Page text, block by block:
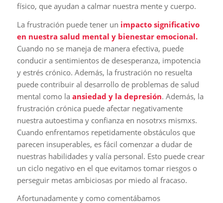
físico, que ayudan a calmar nuestra mente y cuerpo.
La frustración puede tener un impacto significativo
en nuestra salud mental y bienestar emocional.
Cuando no se maneja de manera efectiva, puede
conducir a sentimientos de desesperanza, impotencia
y estrés crónico. Además, la frustración no resuelta
puede contribuir al desarrollo de problemas de salud
mental como la ansiedad y la depresión. Además, la
frustración crónica puede afectar negativamente
nuestra autoestima y confianza en nosotrxs mismxs.
Cuando enfrentamos repetidamente obstáculos que
parecen insuperables, es fácil comenzar a dudar de
nuestras habilidades y valía personal. Esto puede crear
un ciclo negativo en el que evitamos tomar riesgos o
perseguir metas ambiciosas por miedo al fracaso.
Afortunadamente y como comentábamos